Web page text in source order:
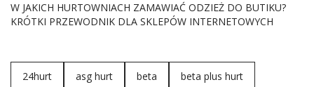
W JAKICH HURTOWNIACH ZAMAWIAĆ ODZIEŻ DO BUTIKU?
KRÓTKI PRZEWODNIK DLA SKLEPÓW INTERNETOWYCH
24hurt asg hurt beta beta plus hurt